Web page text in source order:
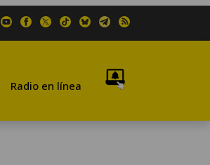
Radio en línea